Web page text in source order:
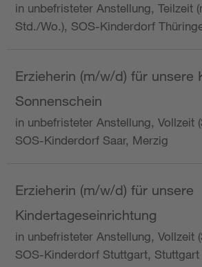
in unbefristeter Anstellung, Teilzeit
Std./Wo.), SOS-Kinderdorf
Erzieherin (m/w/d) für unsere
Sonnenschein
in unbefristeter Anstellung, Vollzeit
SOS-Kinderdorf Saar, Merzig
Erzieherin (m/w/d) für unsere
Kindertageseinrichtung
in unbefristeter Anstellung, Vollzeit
SOS-Kinderdorf Stuttgart, Stuttgart